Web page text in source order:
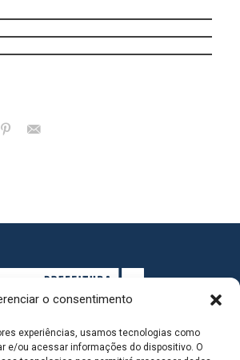
o consentimento
experiências, usamos tecnologias como
e/ou acessar informações do dispositivo. O